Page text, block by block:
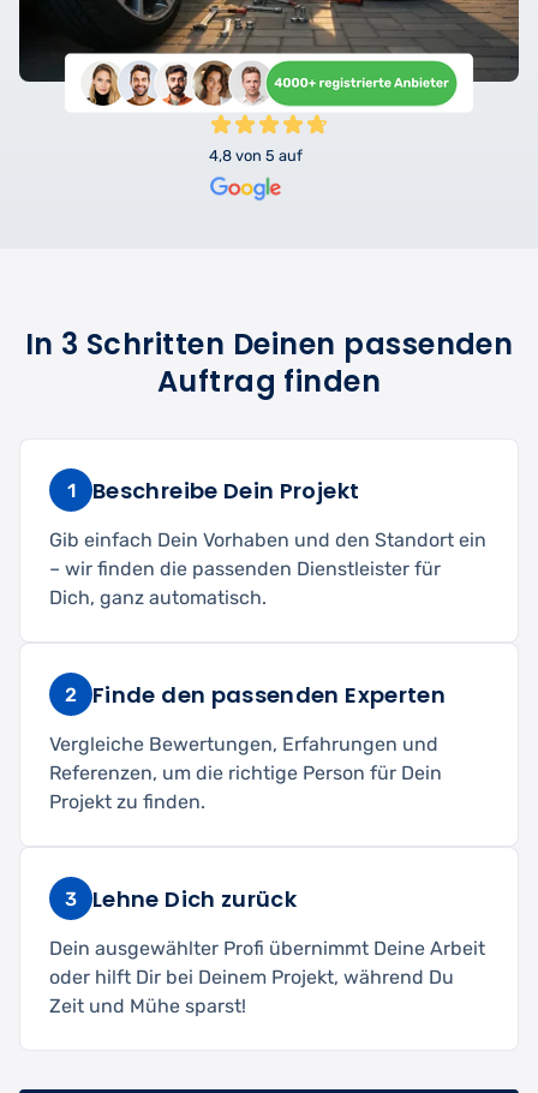
4,8 von 5 auf
In 3 Schritten Deinen passenden
Auftrag finden
1 Beschreibe Dein Projekt
Gib einfach Dein Vorhaben und den Standort ein
– wir finden die passenden Dienstleister für
Dich, ganz automatisch.
2 Finde den passenden Experten
Vergleiche Bewertungen, Erfahrungen und
Referenzen, um die richtige Person für Dein
Projekt zu finden.
3 Lehne Dich zurück
Dein ausgewählter Profi übernimmt Deine Arbeit
oder hilft Dir bei Deinem Projekt, während Du
Zeit und Mühe sparst!